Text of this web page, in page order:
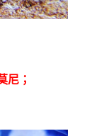
尼；